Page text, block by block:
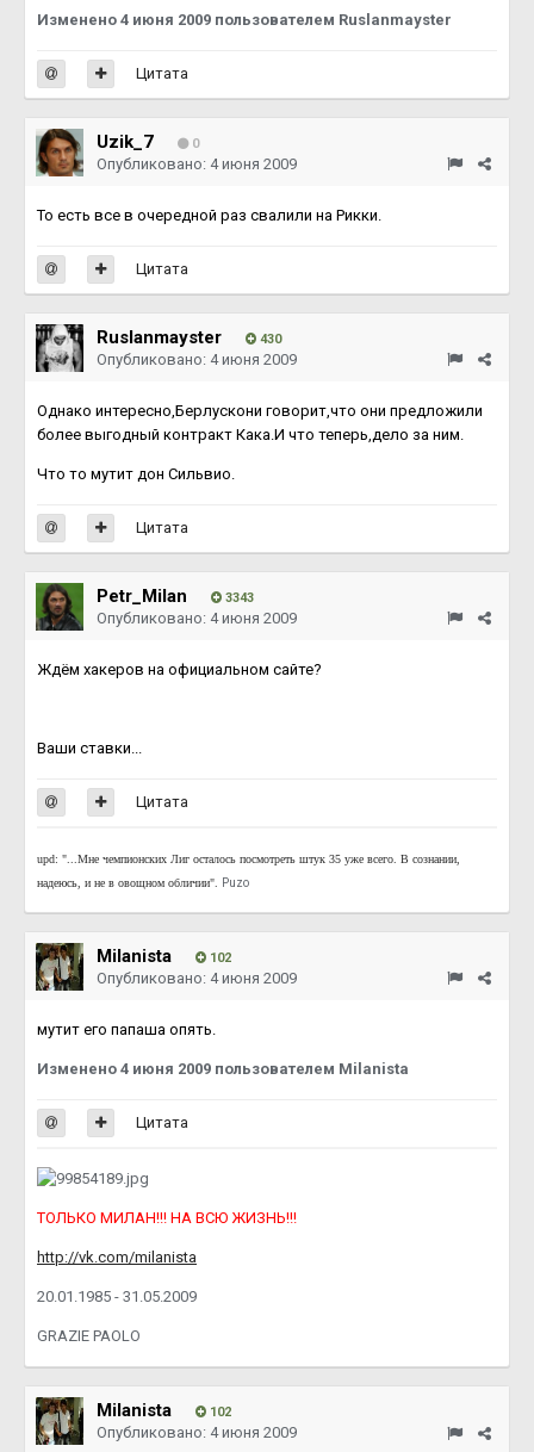
Изменено 4 июня 2009 пользователем Ruslanmayster
Цитата
Uzik_7 0
Опубликовано: 4 июня 2009
То есть все в очередной раз свалили на Рикки.
Цитата
Ruslanmayster 430
Опубликовано: 4 июня 2009
Однако интересно,Берлускони говорит,что они предложили
более выгодный контракт Кака.И что теперь,дело за ним.
Что то мутит дон Сильвио.
Цитата
Petr_Milan 3343
Опубликовано: 4 июня 2009
Ждём хакеров на официальном сайте?
Ваши ставки...
Цитата
upd: "...Мне чемпионских Лиг осталось посмотреть штук 35 уже всего. В сознании,
надеюсь, и не в овощном обличии".
Puzo
Milanista 102
Опубликовано: 4 июня 2009
мутит его папаша опять.
Изменено 4 июня 2009 пользователем Milanista
Цитата
ТОЛЬКО МИЛАН!!! НА ВСЮ ЖИЗНЬ!!!
http://vk.com/milanista
20.01.1985 - 31.05.2009
GRAZIE PAOLO
Milanista 102
Опубликовано: 4 июня 2009